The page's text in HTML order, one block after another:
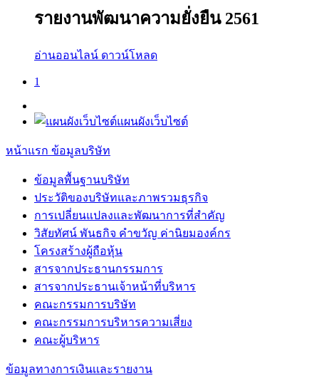
รายงานพัฒนาความยั่งยืน 2561
อ่านออนไลน์ ดาวน์โหลด
1
แผนผังเว็บไซต์
หน้าแรก ข้อมูลบริษัท
ข้อมูลพื้นฐานบริษัท
ประวัติของบริษัทและภาพรวมธุรกิจ
การเปลี่ยนแปลงและพัฒนาการที่สำคัญ
วิสัยทัศน์ พันธกิจ คำขวัญ ค่านิยมองค์กร
โครงสร้างผู้ถือหุ้น
สารจากประธานกรรมการ
สารจากประธานเจ้าหน้าที่บริหาร
คณะกรรมการบริษัท
คณะกรรมการบริหารความเสี่ยง
คณะผู้บริหาร
ข้อมูลทางการเงินเเละรายงาน